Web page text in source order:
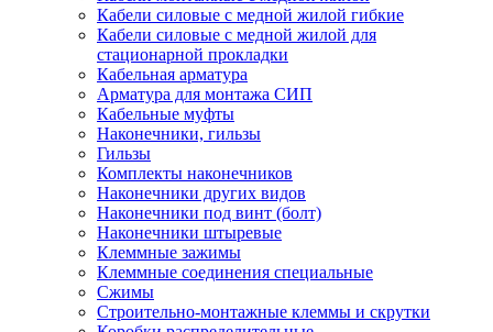
Кабели силовые с медной жилой гибкие
Кабели силовые с медной жилой для
стационарной прокладки
Кабельная арматура
Арматура для монтажа СИП
Кабельные муфты
Наконечники, гильзы
Гильзы
Комплекты наконечников
Наконечники других видов
Наконечники под винт (болт)
Наконечники штыревые
Клеммные зажимы
Клеммные соединения специальные
Сжимы
Строительно-монтажные клеммы и скрутки